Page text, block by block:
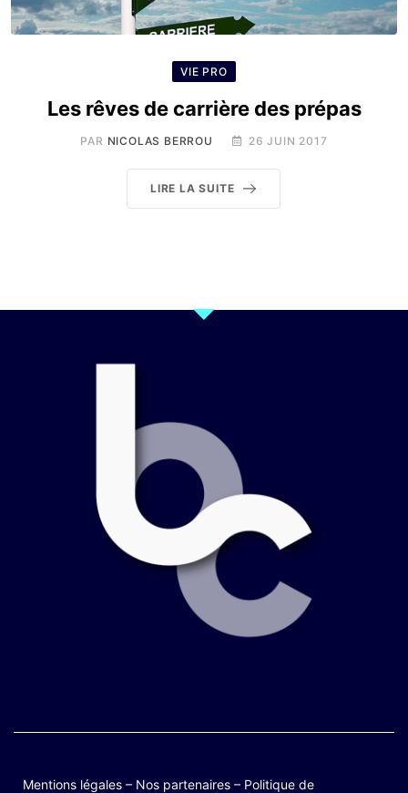
VIE PRO
Les rêves de carrière des prépas
PAR NICOLAS BERROU 26 JUIN 2017
LIRE LA SUITE
Mentions légales – Nos partenaires – Politique de